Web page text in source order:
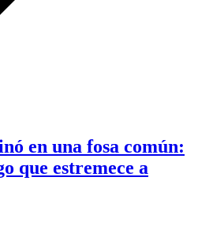
en una fosa común:
que estremece a